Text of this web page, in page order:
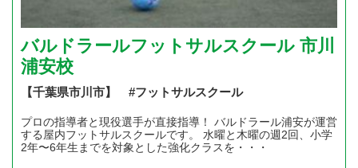
バルドラールフットサルスクール 市川
浦安校
【千葉県市川市】 #フットサルスクール
プロの指導者と現役選手が直接指導！ バルドラール浦安が運営
する屋内フットサルスクールです。 水曜と木曜の週2回、小学
2年〜6年生までを対象とした強化クラスを・・・